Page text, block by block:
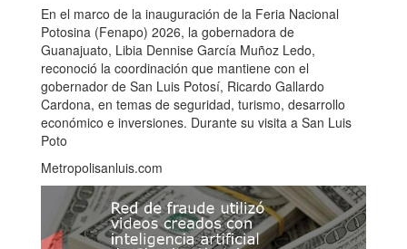
En el marco de la inauguración de la Feria Nacional
Potosina (Fenapo) 2026, la gobernadora de
Guanajuato, Libia Dennise García Muñoz Ledo,
reconoció la coordinación que mantiene con el
gobernador de San Luis Potosí, Ricardo Gallardo
Cardona, en temas de seguridad, turismo, desarrollo
económico e inversiones. Durante su visita a San Luis
Poto
Metropolisanluis.com